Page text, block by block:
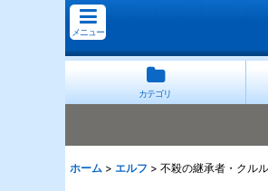
メニュー
カテゴリ
ホーム > エルフ > 不殺の継承者・クル